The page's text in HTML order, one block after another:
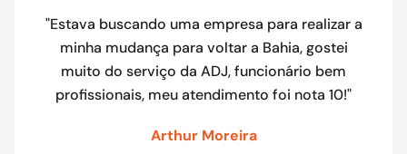
"Estava buscando uma empresa para realizar a
minha mudança para voltar a Bahia, gostei
muito do serviço da ADJ, funcionário bem
profissionais, meu atendimento foi nota 10!"
Arthur Moreira